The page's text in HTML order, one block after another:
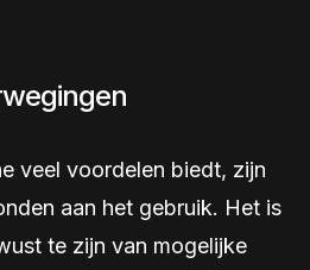
veel voordelen biedt, zijn
aan het gebruik. Het is
te zijn van mogelijke